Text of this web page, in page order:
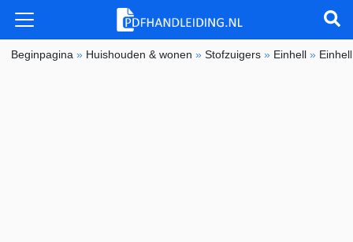
Beginpagina » Huishouden & wonen »Stofzuigers » Einhell »